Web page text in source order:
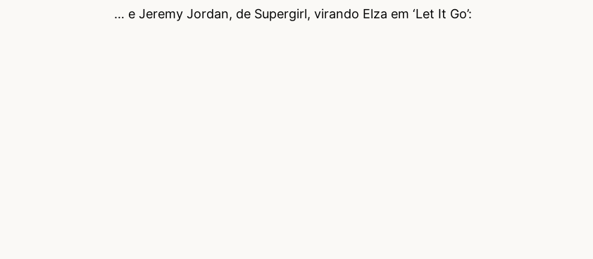
… e Jeremy Jordan, de Supergirl, virando Elza em ‘Let It Go’: